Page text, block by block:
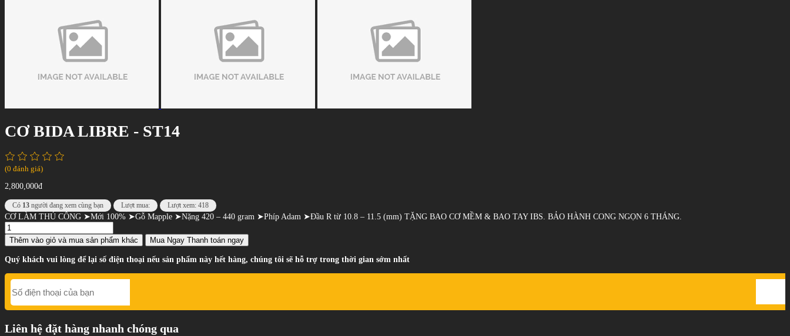
CƠ BIDA LIBRE - ST14
(0 đánh giá)
2,800,000đ
Có 13 người đang xem cùng bạn Lượt mua: Lượt xem: 418
CƠ LÀM THỦ CÔNG ➤Mới 100% ➤Gỗ Mapple ➤Nặng 420 – 440 gram ➤Phíp Adam ➤Đầu R từ 10.8 – 11.5 (mm) TẶNG BAO CƠ MỀM & BAO TAY IBS. BẢO HÀNH CONG NGỌN 6 THÁNG.
Thêm vào giỏ và mua sản phẩm khác Mua Ngay Thanh toán ngay
Quý khách vui lòng để lại số điện thoại nếu sản phẩm này hết hàng, chúng tôi sẽ hỗ trợ trong thời gian sớm nhất
Liên hệ đặt hàng nhanh chóng qua